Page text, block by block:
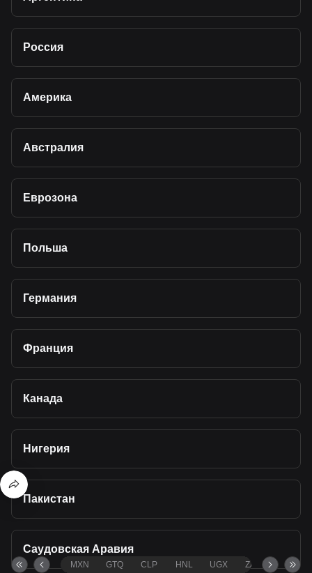
Россия
Америка
Австралия
Еврозона
Польша
Германия
Франция
Канада
Нигерия
Пакистан
Саудовская Аравия
MXN GTQ CLP HNL UGX ZAR TND